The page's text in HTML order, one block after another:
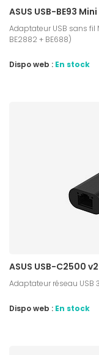
ASUS USB-BE93 Mini
Adaptateur USB sans fil
BE2882 + BE688)
Dispo web : En stock
ASUS USB-C2500 v2
Adaptateur réseau USB
Dispo web : En stock